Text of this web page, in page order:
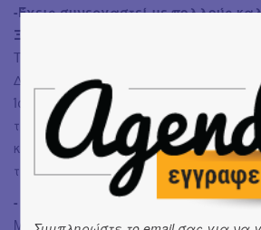
-Έχεις συνεργαστεί με πολλούς
Ξεχωρίζεις κάποια συνεργασία;
Τις τίμησα όλες όσο βαθύτερα και
Δεν ξεχωρίζω κάποια περισσότερο
Ίσως μόνο τη στιγμή που τραγούδησα
τη λατρεμένη μου Λένα Πλάτωνος
και οι δύο μερικά εκατοστά πάνω από
τα δυο-τρία λεπτά θα τα ζω πάντα
- Tι εισπράττεις από τον κόσμο
Μια μορφή αγάπης που είναι πολύ